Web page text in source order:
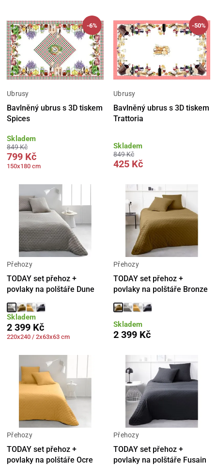
-6%
Ubrusy
Bavlněný ubrus s 3D tiskem
Spices
Skladem
849 Kč
799 Kč
150x180 cm
-50%
Ubrusy
Bavlněný ubrus s 3D tiskem
Trattoria
Skladem
849 Kč
425 Kč
Přehozy
TODAY set přehoz +
povlaky na polštáře Dune
Skladem
2 399 Kč
220x240 / 2x63x63 cm
Přehozy
TODAY set přehoz +
povlaky na polštáře Bronze
Skladem
2 399 Kč
Přehozy
TODAY set přehoz +
povlaky na polštáře Ocre
Přehozy
TODAY set přehoz +
povlaky na polštáře Fusain